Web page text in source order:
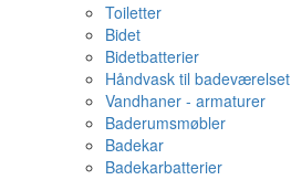
Toiletter
Bidet
Bidetbatterier
Håndvask til badeværelset
Vandhaner - armaturer
Baderumsmøbler
Badekar
Badekarbatterier